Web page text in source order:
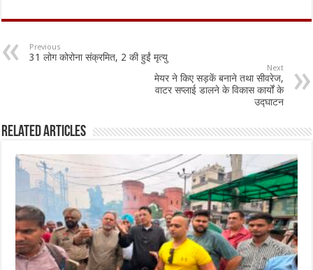
e
b
o
at
sA
p
ai ar
Previous
31 लोग कोरोना संक्रमित, 2 की हुईं मृत्यु
Next
मेयर ने किए सड़कें बनाने तथा सीवरेज,
वाटर सप्लाई डालने के विकास कार्यों के
उद्घाटन
Related Articles